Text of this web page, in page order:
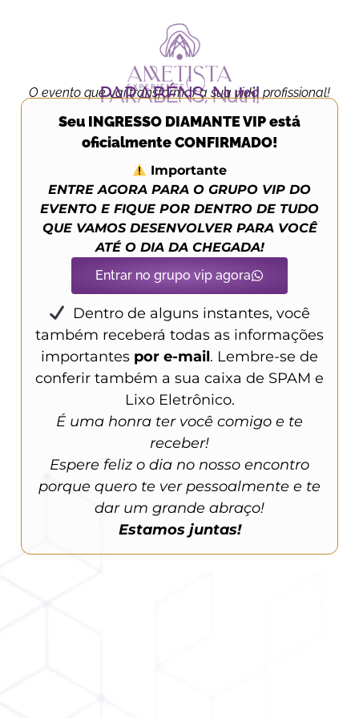
O evento que vai transformar a sua vida profissional!
PARABÉNS, Nutri!
Seu INGRESSO DIAMANTE VIP está
oficialmente CONFIRMADO!
Importante
ENTRE AGORA PARA O GRUPO VIP DO
EVENTO E FIQUE POR DENTRO DE TUDO
QUE VAMOS DESENVOLVER PARA VOCÊ
ATÉ O DIA DA CHEGADA!
Entrar no grupo vip agora
Dentro de alguns instantes, você
também receberá todas as informações
importantes por e-mail. Lembre-se de
conferir também a sua caixa de SPAM e
Lixo Eletrônico.
É uma honra ter você comigo e te
receber!
Espere feliz o dia no nosso encontro
porque quero te ver pessoalmente e te
dar um grande abraço!
Estamos juntas!